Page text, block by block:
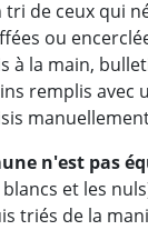
de ceux qui
ou
à la main,
remplis avec
n'est pas
et les
triés de la